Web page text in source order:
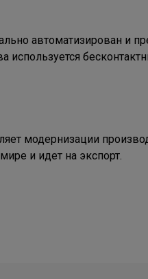
автоматизирован и
используется
модернизации
и идет на экспорт.